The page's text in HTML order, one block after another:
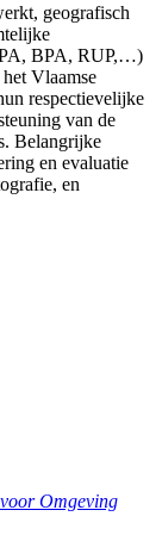
geografisch
BPA, RUP,…)
Vlaamse
respectievelijke
van de
Belangrijke
en evaluatie
en
Omgeving